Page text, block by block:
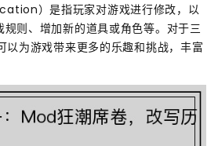
）是指玩家对游戏进行修改，以
则、增加新的道具或角色等。对于三
以为游戏带来更多的乐趣和挑战，丰富